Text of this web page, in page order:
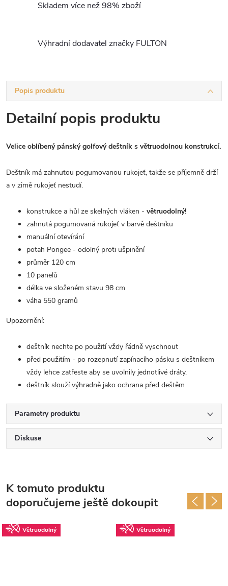
Skladem více než 98% zboží
Výhradní dodavatel značky FULTON
Popis produktu
Detailní popis produktu
Velice oblíbený pánský golfový deštník s větruodolnou konstrukcí.
Deštník má zahnutou pogumovanou rukojeť, takže se příjemně drží
a v zimě rukojeť nestudí.
konstrukce a hůl ze skelných vláken - větruodolný!
zahnutá pogumovaná rukojeť v barvě deštníku
manuální otevírání
potah Pongee - odolný proti ušpinění
průměr 120 cm
10 panelů
délka ve složeném stavu 98 cm
váha 550 gramů
Upozornění:
deštník nechte po použití vždy řádně vyschnout
před použitím - po rozepnutí zapínacího pásku s deštníkem
vždy lehce zatřeste aby se uvolnily jednotlivé dráty.
deštník slouží výhradně jako ochrana před deštěm
Parametry produktu
Diskuse
K tomuto produktu
doporučujeme ještě dokoupit
Větruodolný Větruodolný